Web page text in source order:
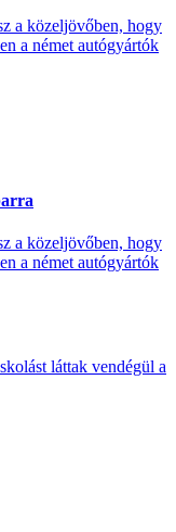
a közeljövőben, hogy
a német autógyártók
a közeljövőben, hogy
a német autógyártók
láttak vendégül a